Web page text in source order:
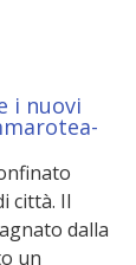
i nuovi
città. Il
dalla
un